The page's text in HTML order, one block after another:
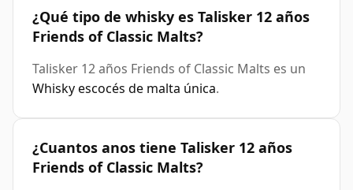
¿Qué tipo de whisky es Talisker 12 años
Friends of Classic Malts?
Talisker 12 años Friends of Classic Malts es un
Whisky escocés de malta única.
¿Cuantos anos tiene Talisker 12 años
Friends of Classic Malts?